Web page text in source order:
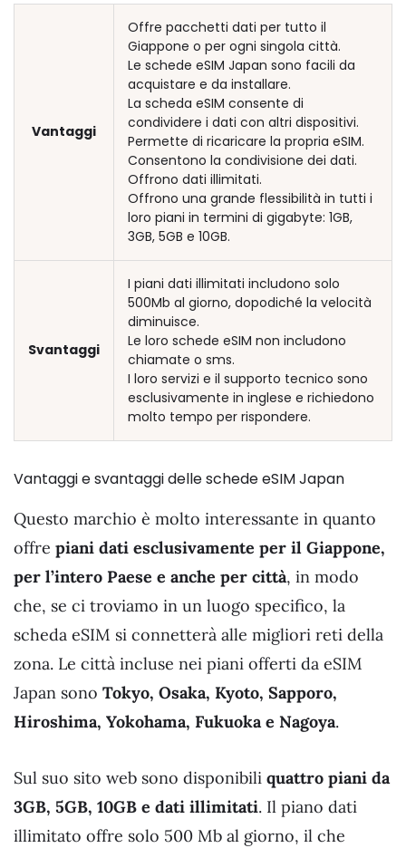
Vantaggi
Offre pacchetti dati per tutto il
Giappone o per ogni singola città.
Le schede eSIM Japan sono facili da
acquistare e da installare.
La scheda eSIM consente di
condividere i dati con altri dispositivi.
Permette di ricaricare la propria eSIM.
Consentono la condivisione dei dati.
Offrono dati illimitati.
Offrono una grande flessibilità in tutti i
loro piani in termini di gigabyte: 1GB,
3GB, 5GB e 10GB.
Svantaggi
I piani dati illimitati includono solo
500Mb al giorno, dopodiché la velocità
diminuisce.
Le loro schede eSIM non includono
chiamate o sms.
I loro servizi e il supporto tecnico sono
esclusivamente in inglese e richiedono
molto tempo per rispondere.
Vantaggi e svantaggi delle schede eSIM Japan
Questo marchio è molto interessante in quanto
offre piani dati esclusivamente per il Giappone,
per l’intero Paese e anche per città, in modo
che, se ci troviamo in un luogo specifico, la
scheda eSIM si connetterà alle migliori reti della
zona. Le città incluse nei piani offerti da eSIM
Japan sono Tokyo, Osaka, Kyoto, Sapporo,
Hiroshima, Yokohama, Fukuoka e Nagoya.
Sul suo sito web sono disponibili quattro piani da
3GB, 5GB, 10GB e dati illimitati. Il piano dati
illimitato offre solo 500 Mb al giorno, il che